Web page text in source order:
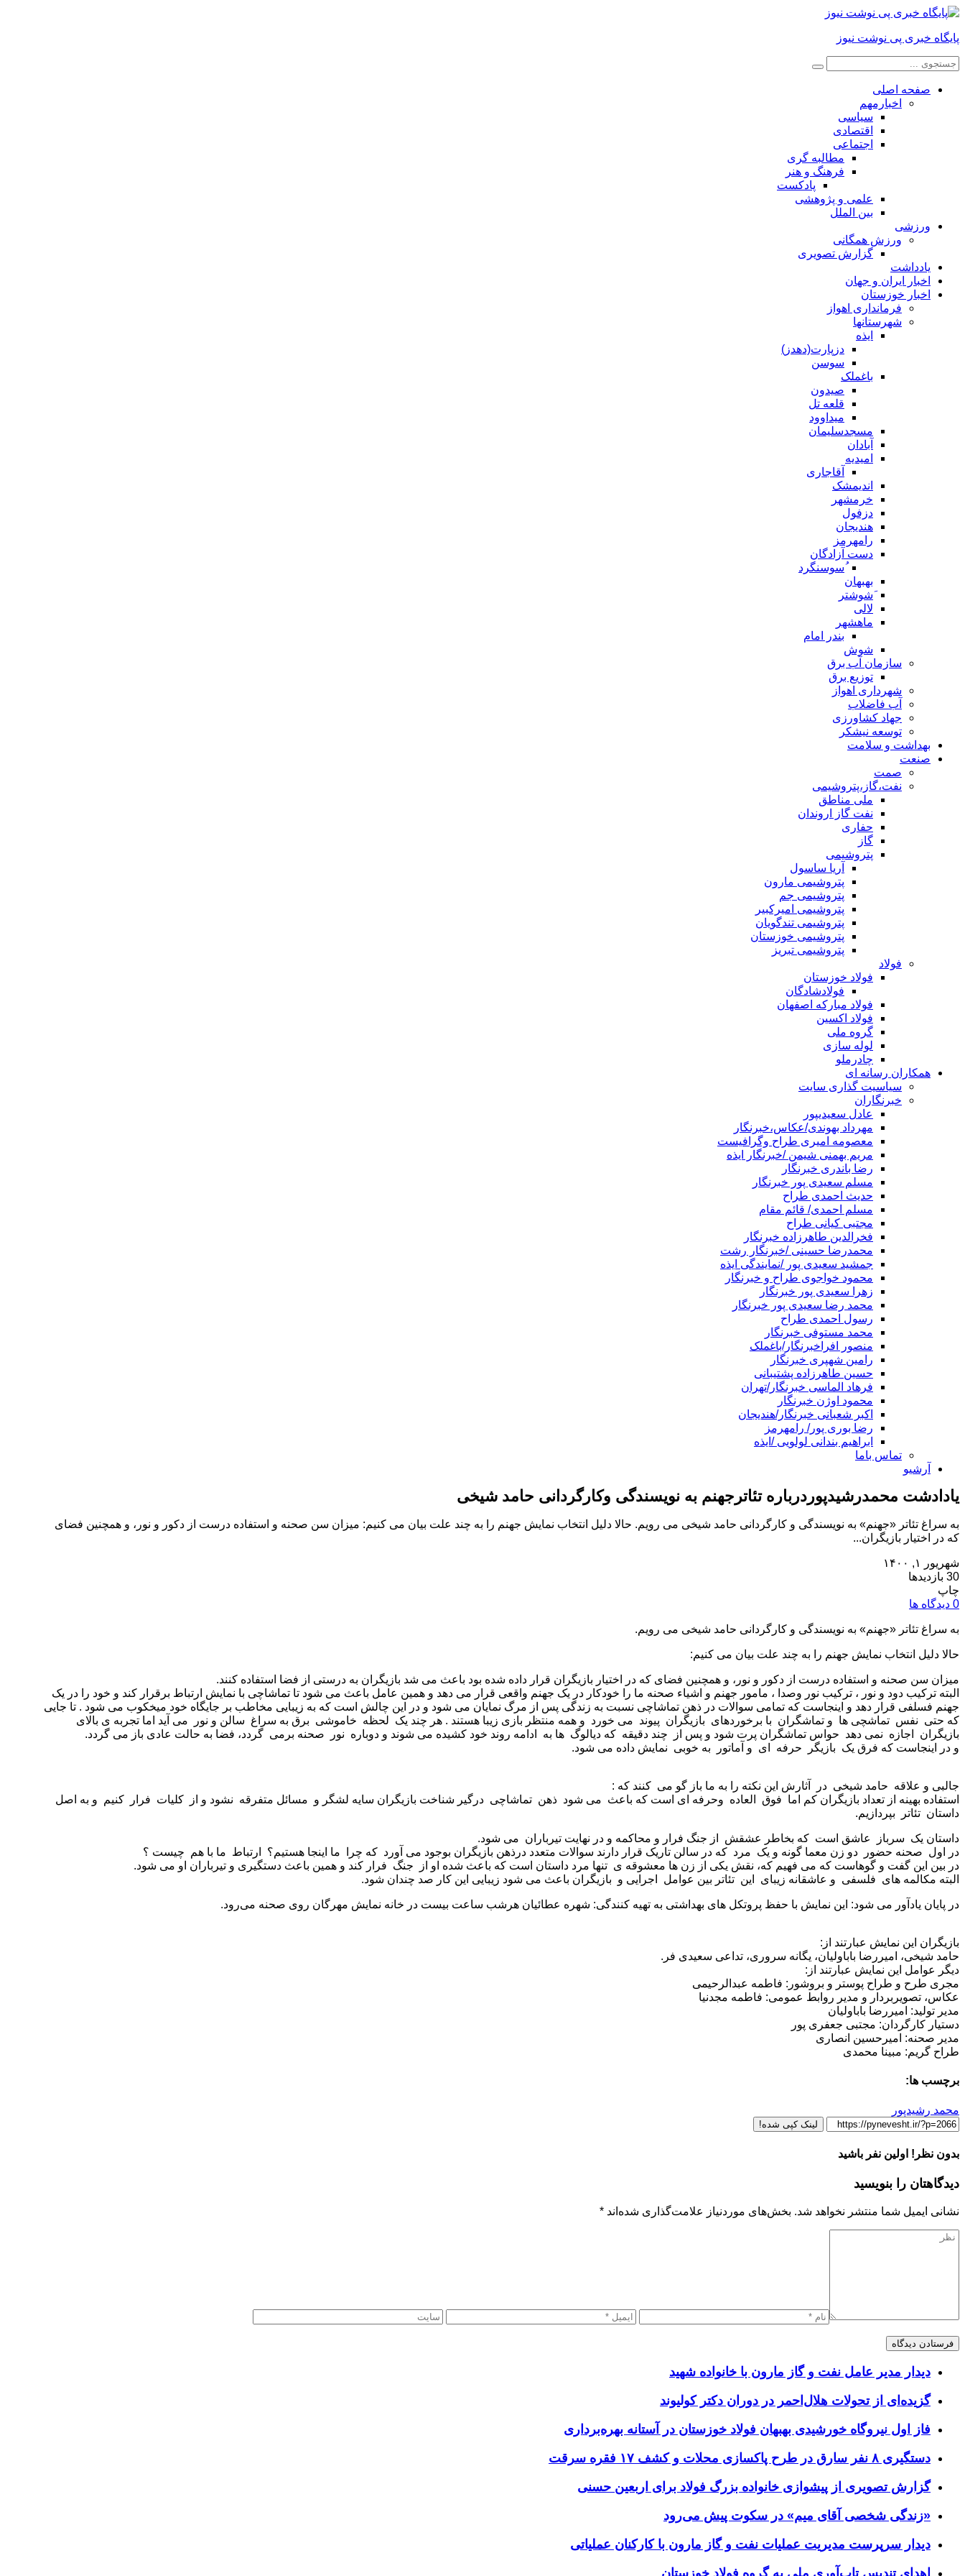
پایگاه خبری پی نوشت نیوز
صفحه اصلی
اخبارمهم
سیاسی
اقتصادی
اجتماعی
مطالبه گری
فرهنگ و هنر
پادکست
علمی و پژوهشی
بین الملل
ورزشی
ورزش همگانی
گزارش تصویری
یادداشت
اخبار ایران و جهان
اخبار خوزستان
فرمانداری اهواز
شهرستانها
ایذه
دزپارت(دهدز)
سوسن
باغملک
صیدون
قلعه تل
میداوود
مسجدسلیمان
آبادان
امیدیه
آقاجاری
اندیمشک
خرمشهر
دزفول
هندیجان
رامهرمز
دست آزادگان
ُسوسنگرد
بهبهان
َشوشتر
لالی
ماهشهر
بندر امام
شوش
سازمان آب برق
توزیع برق
شهرداری اهواز
آب فاضلاب
جهاد کشاورزی
توسعه نیشکر
بهداشت و سلامت
صنعت
صمت
نفت،گاز،پتروشیمی
ملی مناطق
نفت گاز اروندان
حفاری
گاز
پتروشیمی
آریا ساسول
پتروشیمی مارون
پتروشیمی جم
پتروشیمی امیرکبیر
پتروشیمی تندگویان
پتروشیمی خوزستان
پتروشیمی تبریز
فولاد
فولاد خوزستان
فولادشادگان
فولاد مبارکه اصفهان
فولاد اکسین
گروه ملی
لوله سازی
چادرملو
همکاران رسانه ای
سیاسیت گذاری سایت
خبرنگاران
عادل سعیدیپور
مهرداد بهوندی/عکاس،خبرنگار
معصومه امیری طراح وگرافیست
مریم بهمنی شیمن /خبرنگار ایذه
رضا باندری خبرنگار
مسلم سعیدی پور خبرنگار
حدیث احمدی طراح
مسلم احمدی/ قائم مقام
مجتبی کیانی طراح
فخرالدین طاهرزاده خبرنگار
محمدرضا حسینی /خبرنگار رشت
جمشید سعیدی پور /نمایندگی ایذه
محمود خواجوی طراح و خبرنگار
زهرا سعیدی پور خبرنگار
محمد رضا سعیدی پور خبرنگار
رسول احمدی طراح
محمد مستوفی خبرنگار
منصور افراخبرنگار/باغملک
رامین شهپری خبرنگار
حسین طاهرزاده پشتیبانی
فرهاد الماسی خبرنگار/تهران
محمود اوژن خبرنگار
اکبر شعبانی خبرنگار/هندیجان
رضا بوری پور/ رامهرمز
ابراهیم بندانی لولویی /ایذه
تماس باما
آرشیو
یادادشت محمدرشیدپوردرباره تئاترجهنم به نویسندگی وکارگردانی حامد شیخی
به سراغ تئاتر «جهنم» به نویسندگی و کارگردانی حامد شیخی می رویم. حالا دلیل انتخاب نمایش جهنم را به چند علت بیان می کنیم: میزان سن صحنه و استفاده درست از دکور و نور، و همچنین فضای
که در اختیار بازیگران...
شهریور ۱, ۱۴۰۰
30 بازدیدها
چاپ
0 دیدگاه ها
به سراغ تئاتر «جهنم» به نویسندگی و کارگردانی حامد شیخی می رویم.
حالا دلیل انتخاب نمایش جهنم را به چند علت بیان می کنیم:
میزان سن صحنه و استفاده درست از دکور و نور، و همچنین فضای که در اختیار بازیگران قرار داده شده بود باعث می شد بازیگران به درستی از فضا استفاده کنند.
البته ترکیب دود و نور ، ترکیب نور وصدا ، مامور جهنم و اشیاء صحنه ما را خودکار در یک جهنم واقعی قرار می دهد و همین عامل باعث می شود تا تماشاچی با نمایش ارتباط برقرار کند و خود را در یک
جهنم فسلفی قرار دهد و اینجاست که تمامی سوالات در ذهن تماشاچی نسبت به زندگی پس از مرگ نمایان می شود و در این چالش است که به زیبایی مخاطب بر جایگاه خود میخکوب می شود . تا جایی
که حتی نفس تماشچی ها و تماشگران با برخوردهای بازیگران پیوند می خورد و همه منتظر بازی زیبا هستند . هر چند یک لحظه خاموشی برق به سراغ سالن و نور می آید اما تجربه ی بالای
بازیگران اجازه نمی دهد حواس تماشگران پرت شود و پس از چند دقیقه که دیالوگ ها به ادامه روند خود کشیده می شوند و دوباره نور صحنه برمی گردد، فضا به حالت عادی باز می گردد.
و در اینجاست که فرق یک بازیگر حرفه ای و آماتور به خوبی نمایش داده می شود.
جالبی و علاقه حامد شیخی در آثارش این نکته را به ما باز گو می کنند که :
استفاده بهینه از تعداد بازیگران کم اما فوق العاده وحرفه ای است که باعث می شود ذهن تماشاچی درگیر شناخت بازیگران سایه لشگر و مسائل متفرقه نشود و از کلیات فرار کنیم و به اصل
داستان تئاتر بپردازیم.
داستان یک سرباز عاشق است که بخاطر عشقش از جنگ فرار و محاکمه و در نهایت تیرباران می شود.
در اول صحنه حضور دو زن معما گونه و یک مرد که در سالن تاریک قرار دارند سوالات متعدد درذهن بازیگران بوجود می آورد که چرا ما اینجا هستیم؟ ارتباط ما با هم چیست ؟
در بین این گفت و گوهاست که می فهیم که، نقش یکی از زن ها معشوقه ی تنها مرد داستان است که باعث شده او از جنگ فرار کند و همین باعث دستگیری و تیرباران او می شود.
البته مکالمه های فلسفی و عاشقانه زیبای این تئاتر بین عوامل اجرایی و بازیگران باعث می شود زیبایی این کار صد چندان شود.
در پایان یادآور می شود: این نمایش با حفظ پروتکل ‌های بهداشتی به تهیه کنندگی: شهره عطائیان هرشب ساعت بیست در خانه نمایش مهرگان روی صحنه می‌رود.
بازیگران این نمایش عبارتند از:
حامد شیخی، امیررضا باباولیان، یگانه سروری، تداعی سعیدی فر.
دیگر عوامل این نمایش عبارتند از:
مجری طرح و طراح پوستر و بروشور: فاطمه عبدالرحیمی
عکاس، تصویربردار و مدیر روابط عمومی: فاطمه مجدنیا
مدیر تولید: امیررضا باباولیان
دستیار کارگردان: مجتبی جعفری پور
مدیر صحنه: امیرحسین انصاری
طراح گریم: مبینا محمدی
برچسب ها:
محمد رشیدپور
لینک کپی شده!
بدون نظر! اولین نفر باشید
دیدگاهتان را بنویسید
نشانی ایمیل شما منتشر نخواهد شد. بخش‌های موردنیاز علامت‌گذاری شده‌اند *
دیدار مدیر عامل نفت و گاز مارون با خانواده شهید
گزیده‌ای از تحولات هلال‌احمر در دوران دکتر کولیوند
فاز اول نیروگاه خورشیدی بهبهان فولاد خوزستان در آستانه بهره‌برداری
دستگیری ۸ نفر سارق در طرح پاکسازی محلات و کشف ۱۷ فقره سرقت
گزارش تصویری از پیشوازی خانواده بزرگ فولاد برای اربعین حسنی
«زندگی شخصی آقای میم» در سکوت پیش می‌رود
دیدار سرپرست مدیریت عملیات نفت و گاز مارون با کارکنان عملیاتی